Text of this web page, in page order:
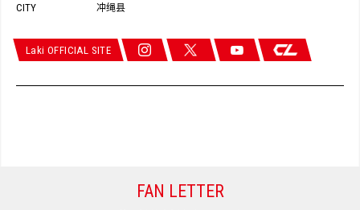
CITY 冲绳县
Laki OFFICIAL SITE
FAN LETTER